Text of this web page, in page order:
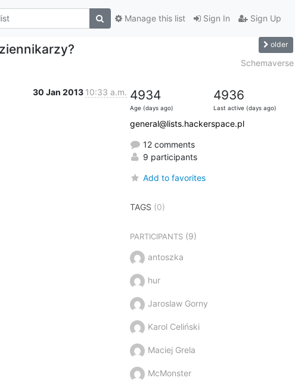
Sign In Sign Up
Manage this list
older
Schemaverse
30 Jan 2013 10:33 a.m. 4934
Age (days ago)
4936
Last active (days ago)
general@lists.hackerspace.pl
12 comments
9 participants
Add to favorites
TAGS (0)
PARTICIPANTS(9)
antoszka
hur
Jaroslaw Gorny
Karol Celiński
Maciej Grela
McMonster